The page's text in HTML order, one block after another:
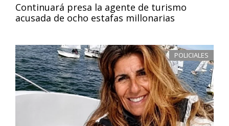
Continuará presa la agente de turismo
acusada de ocho estafas millonarias
POLICIALES